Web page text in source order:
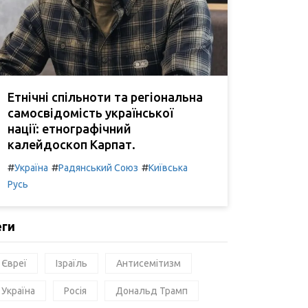
Етнічні спільноти та регіональна
самосвідомість української
нації: етнографічний
калейдоскоп Карпат.
#Україна #Радянський Союз #Київська
Русь
Євреї Ізраїль Антисемітизм
Україна Росія Дональд Трамп